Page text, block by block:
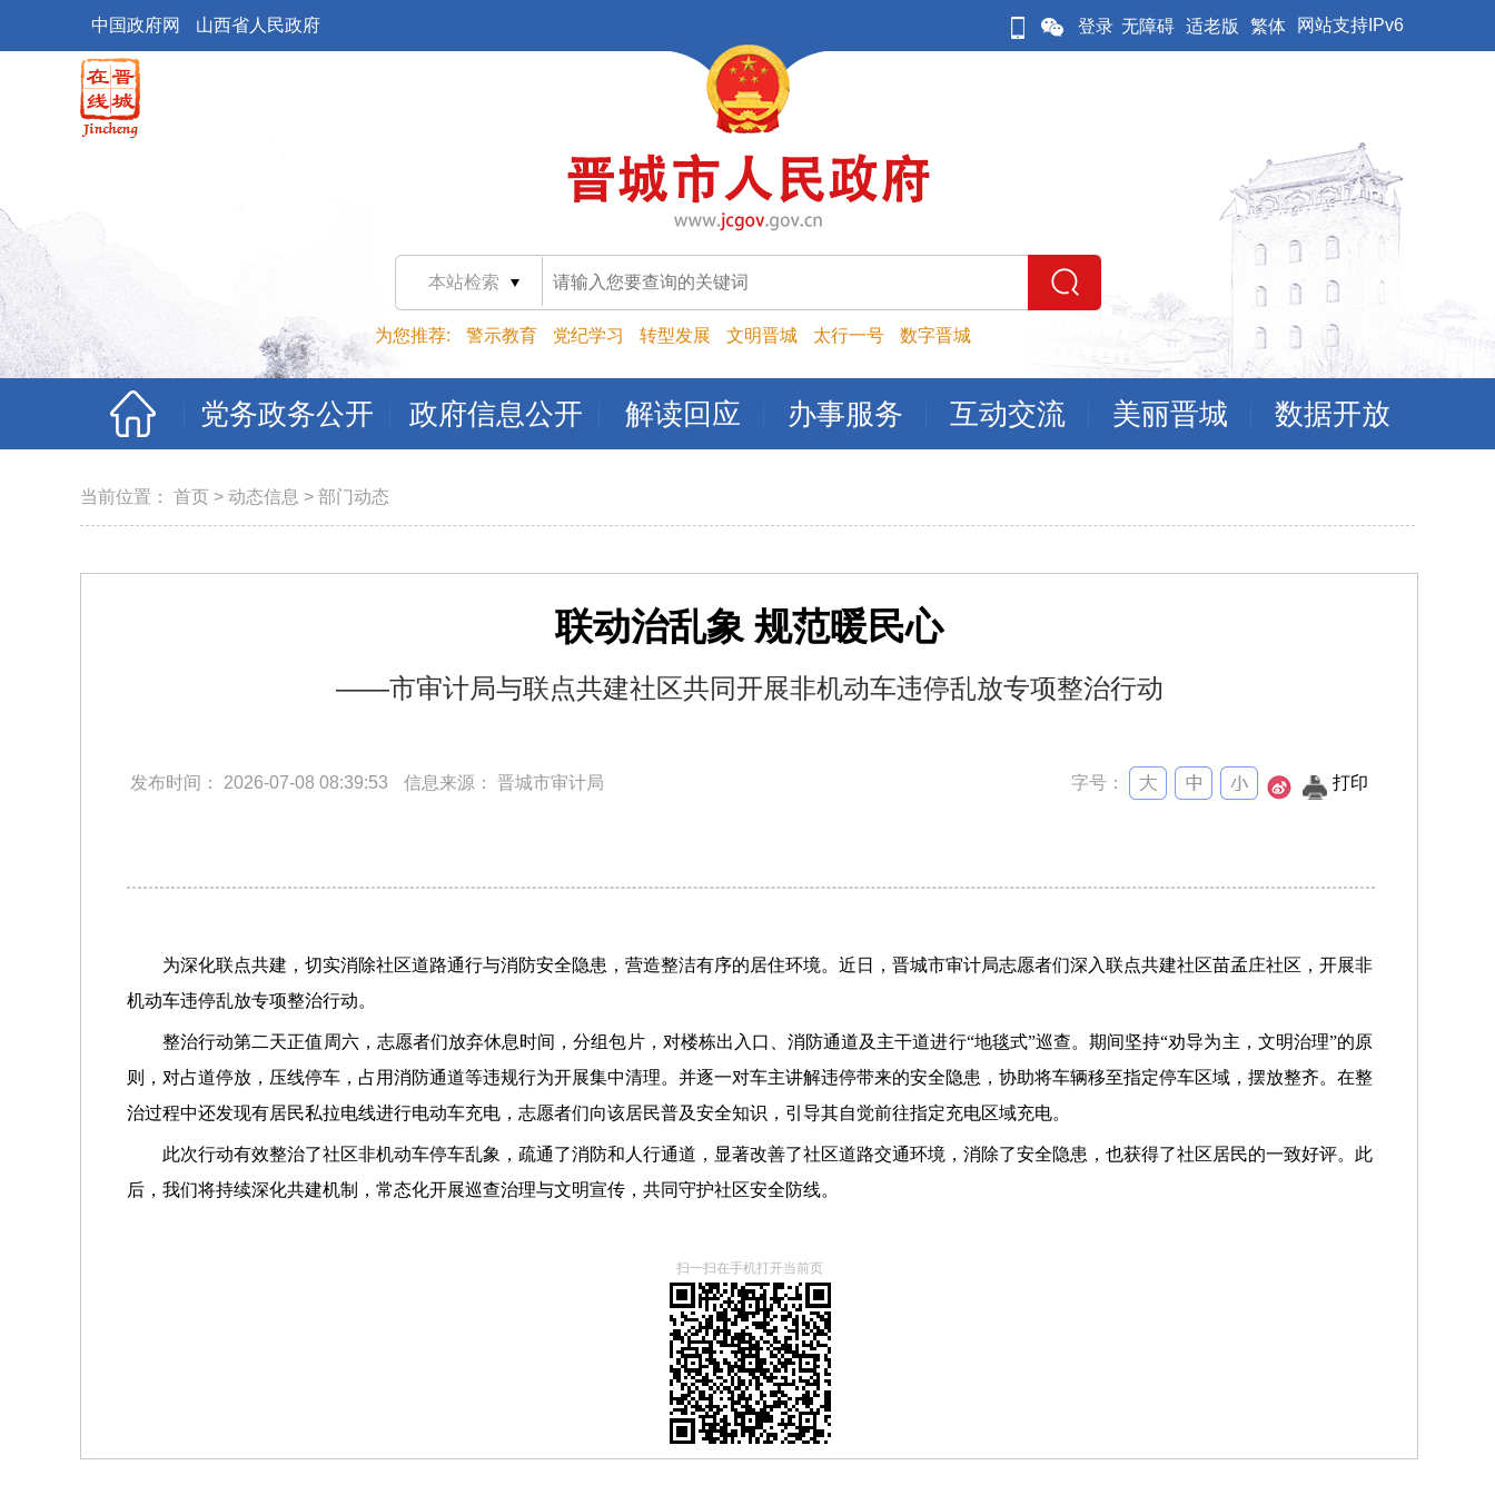
中国政府网 山西省人民政府 登录 无障碍 适老版 繁体 网站支持IPv6
本站检索
为您推荐: 警示教育 党纪学习 转型发展 文明晋城 太行一号 数字晋城
党务政务公开 政府信息公开 解读回应 办事服务 互动交流 美丽晋城 数据开放
当前位置： 首页 > 动态信息 > 部门动态
联动治乱象 规范暖民心
——市审计局与联点共建社区共同开展非机动车违停乱放专项整治行动
发布时间： 2026-07-08 08:39:53 信息来源： 晋城市审计局 字号： 打印
为深化联点共建，切实消除社区道路通行与消防安全隐患，营造整洁有序的居住环境。近日，晋城市审计局志愿者们深入联点共建社区苗孟庄社区，开展非
机动车违停乱放专项整治行动。
整治行动第二天正值周六，志愿者们放弃休息时间，分组包片，对楼栋出入口、消防通道及主干道进行“地毯式”巡查。期间坚持“劝导为主，文明治理”的原
则，对占道停放，压线停车，占用消防通道等违规行为开展集中清理。并逐一对车主讲解违停带来的安全隐患，协助将车辆移至指定停车区域，摆放整齐。在整
治过程中还发现有居民私拉电线进行电动车充电，志愿者们向该居民普及安全知识，引导其自觉前往指定充电区域充电。
此次行动有效整治了社区非机动车停车乱象，疏通了消防和人行通道，显著改善了社区道路交通环境，消除了安全隐患，也获得了社区居民的一致好评。此
后，我们将持续深化共建机制，常态化开展巡查治理与文明宣传，共同守护社区安全防线。
扫一扫在手机打开当前页